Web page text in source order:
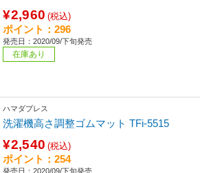
¥2,960 (税込)
ポイント：296
発売日：2020/09/下旬発売
在庫あり
ハマダプレス
洗濯機高さ調整ゴムマット TFi-5515
¥2,540 (税込)
ポイント：254
発売日：2020/09/下旬発売